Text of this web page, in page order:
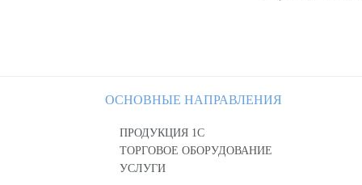
ОСНОВНЫЕ НАПРАВЛЕНИЯ
ПРОДУКЦИЯ 1С
ТОРГОВОЕ ОБОРУДОВАНИЕ
УСЛУГИ